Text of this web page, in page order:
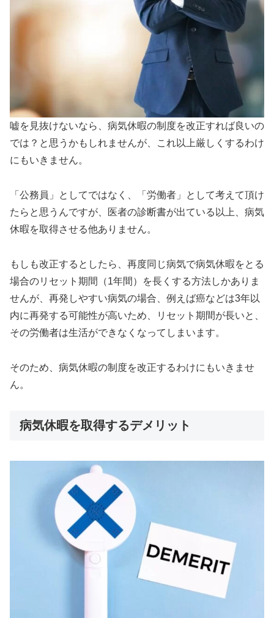
嘘を見抜けないなら、病気休暇の制度を改正すれば良いの
では？と思うかもしれませんが、これ以上厳しくするわけ
にもいきません。
「公務員」としてではなく、「労働者」として考えて頂け
たらと思うんですが、医者の診断書が出ている以上、病気
休暇を取得させる他ありません。
もしも改正するとしたら、再度同じ病気で病気休暇をとる
場合のリセット期間（1年間）を長くする方法しかありま
せんが、再発しやすい病気の場合、例えば癌などは3年以
内に再発する可能性が高いため、リセット期間が長いと、
その労働者は生活ができなくなってしまいます。
そのため、病気休暇の制度を改正するわけにもいきませ
ん。
病気休暇を取得するデメリット